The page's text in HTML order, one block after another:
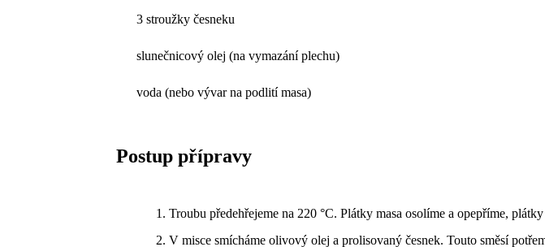
3 stroužky česneku
slunečnicový olej (na vymazání plechu)
voda (nebo vývar na podlití masa)
Postup přípravy
Troubu předehřejeme na 220 °C. Plátky masa osolíme a opepříme,
V misce smícháme olivový olej a prolisovaný česnek. Touto směsí